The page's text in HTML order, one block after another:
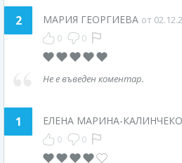
2
МАРИЯ ГЕОРГИЕВА от
0 0
Не е въведен коментар.
1 ЕЛЕНА МАРИНА-
0 0